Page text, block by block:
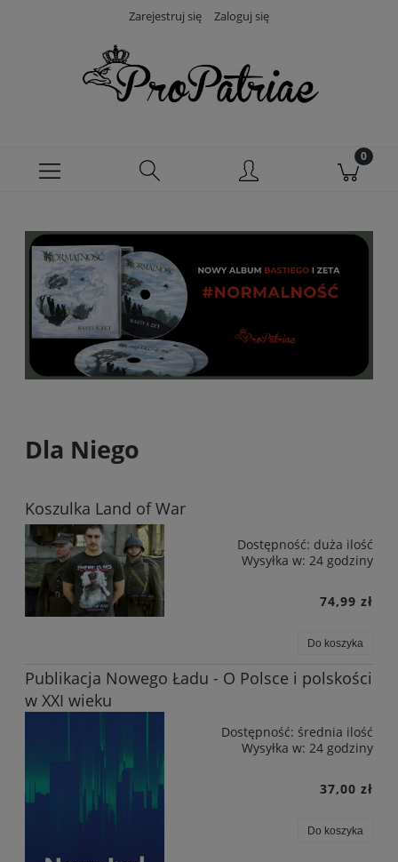
Zarejestruj się Zaloguj się
Dla Niego
Koszulka Land of War
Dostępność: duża ilość
Wysyłka w: 24 godziny
74,99 zł
Do koszyka
Publikacja Nowego Ładu - O Polsce i polskości
w XXI wieku
Dostępność: średnia ilość
Wysyłka w: 24 godziny
37,00 zł
Do koszyka